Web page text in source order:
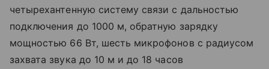
четырехантенную систему связи с дальностью
подключения до 1000 м, обратную зарядку
мощностью 66 Вт, шесть микрофонов с радиусом
захвата звука до 10 м и до 18 часов